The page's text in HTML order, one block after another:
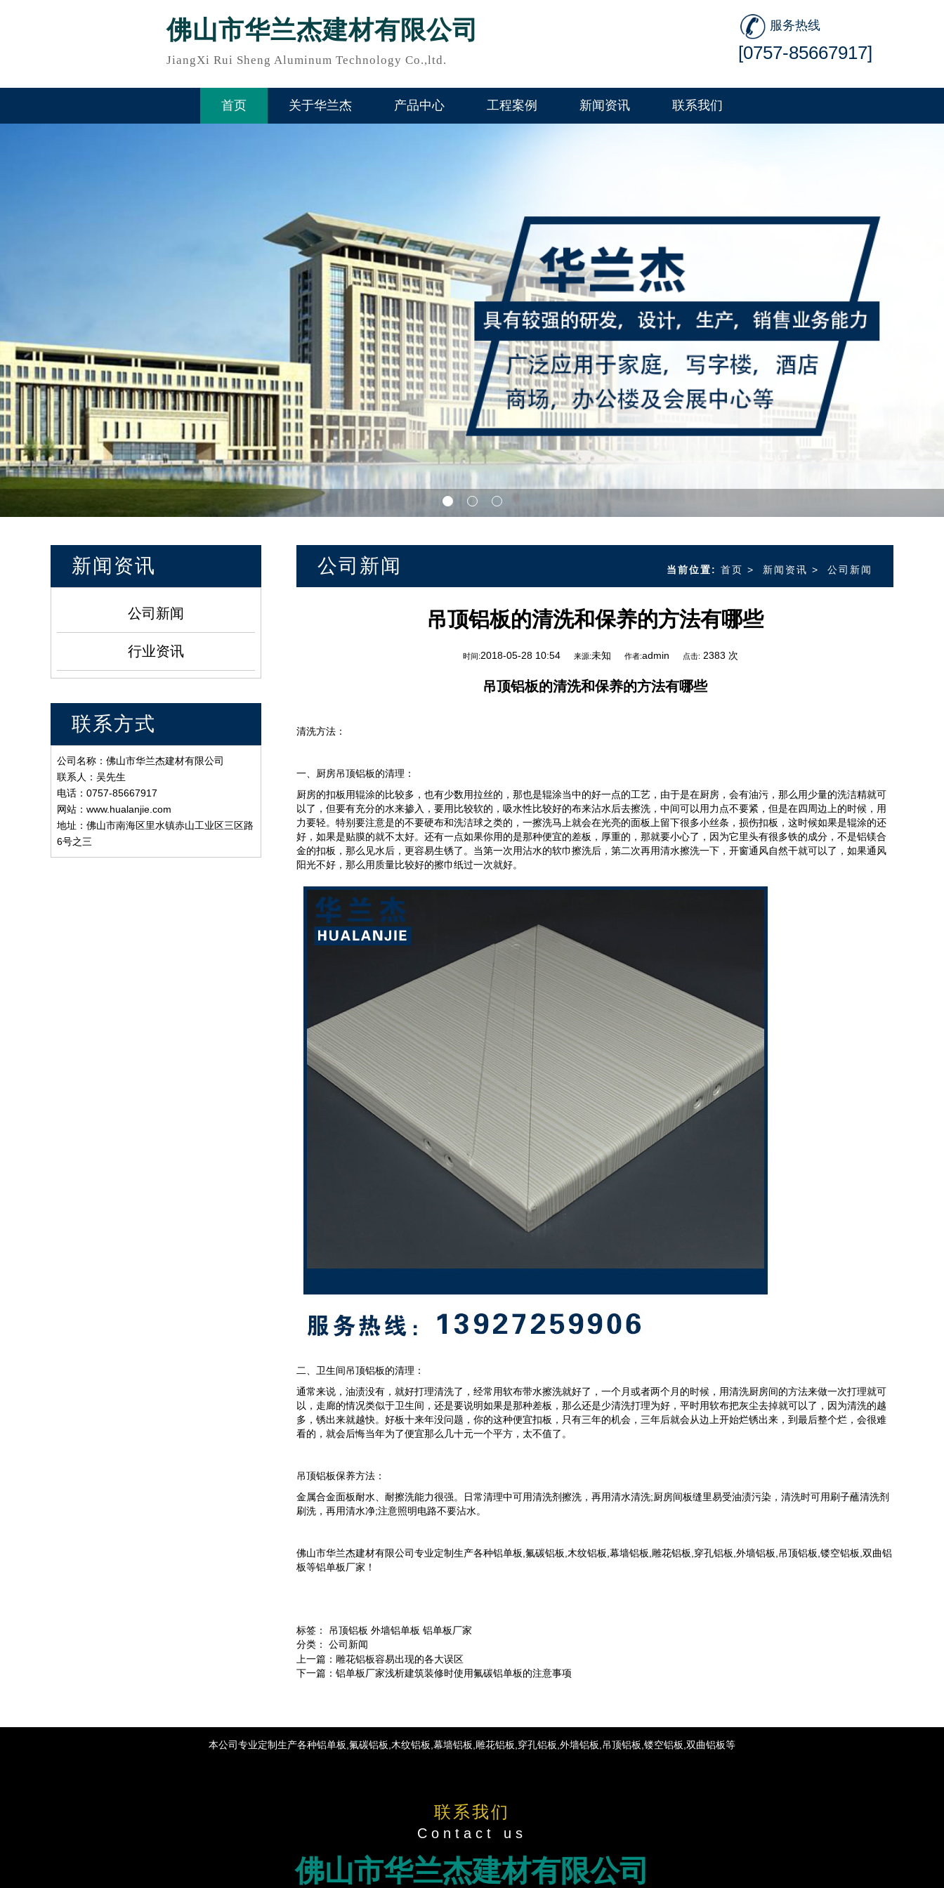
服务热线
[0757-85667917]
佛山市华兰杰建材有限公司
JiangXi Rui Sheng Aluminum Technology Co.,ltd.
首页 关于华兰杰 产品中心 工程案例 新闻资讯 联系我们
新闻资讯
公司新闻
行业资讯
联系方式
公司名称：佛山市华兰杰建材有限公司
联系人：吴先生
电话：0757-85667917
网站：www.hualanjie.com
地址：佛山市南海区里水镇赤山工业区三区路
6号之三
公司新闻 当前位置: 首页 > 新闻资讯 > 公司新闻
吊顶铝板的清洗和保养的方法有哪些
时间:2018-05-28 10:54 来源:未知 作者:admin 点击: 2383 次
吊顶铝板的清洗和保养的方法有哪些
清洗方法：
一、厨房吊顶铝板的清理：
厨房的扣板用辊涂的比较多，也有少数用拉丝的，那也是辊涂当中的好一点的工艺，由于是在厨房，会有油污，那么用少量的洗洁精就可
以了，但要有充分的水来掺入，要用比较软的，吸水性比较好的布来沾水后去擦洗，中间可以用力点不要紧，但是在四周边上的时候，用
力要轻。特别要注意是的不要硬布和洗洁球之类的，一擦洗马上就会在光亮的面板上留下很多小丝条，损伤扣板，这时候如果是辊涂的还
好，如果是贴膜的就不太好。还有一点如果你用的是那种便宜的差板，厚重的，那就要小心了，因为它里头有很多铁的成分，不是铝镁合
金的扣板，那么见水后，更容易生锈了。当第一次用沾水的软巾擦洗后，第二次再用清水擦洗一下，开窗通风自然干就可以了，如果通风
阳光不好，那么用质量比较好的擦巾纸过一次就好。
二、卫生间吊顶铝板的清理：
通常来说，油渍没有，就好打理清洗了，经常用软布带水擦洗就好了，一个月或者两个月的时候，用清洗厨房间的方法来做一次打理就可
以，走廊的情况类似于卫生间，还是要说明如果是那种差板，那么还是少清洗打理为好，平时用软布把灰尘去掉就可以了，因为清洗的越
多，锈出来就越快。好板十来年没问题，你的这种便宜扣板，只有三年的机会，三年后就会从边上开始烂锈出来，到最后整个烂，会很难
看的，就会后悔当年为了便宜那么几十元一个平方，太不值了。
吊顶铝板保养方法：
金属合金面板耐水、耐擦洗能力很强。日常清理中可用清洗剂擦洗，再用清水清洗;厨房间板缝里易受油渍污染，清洗时可用刷子蘸清洗剂
刷洗，再用清水净;注意照明电路不要沾水。
佛山市华兰杰建材有限公司专业定制生产各种铝单板,氟碳铝板,木纹铝板,幕墙铝板,雕花铝板,穿孔铝板,外墙铝板,吊顶铝板,镂空铝板,双曲铝
板等铝单板厂家！
标签： 吊顶铝板 外墙铝单板 铝单板厂家
分类： 公司新闻
上一篇： 雕花铝板容易出现的各大误区
下一篇： 铝单板厂家浅析建筑装修时使用氟碳铝单板的注意事项
本公司专业定制生产各种铝单板,氟碳铝板,木纹铝板,幕墙铝板,雕花铝板,穿孔铝板,外墙铝板,吊顶铝板,镂空铝板,双曲铝板等
联系我们
Contact us
佛山市华兰杰建材有限公司